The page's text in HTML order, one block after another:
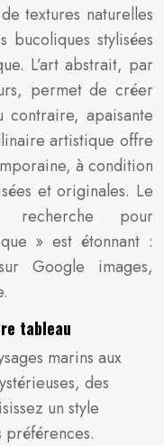
textures naturelles
bucoliques stylisées
L’art abstrait, par
permet de créer
contraire, apaisante
artistique offre
à condition
et originales. Le
pour
» est étonnant :
Google images,
tableau
marins aux
des
un style
préférences.